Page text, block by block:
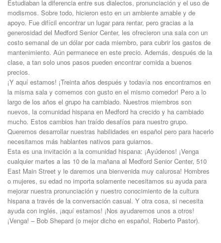
Estudiaban la diferencia entre sus dialectos, pronunciación y el uso de
modismos. Sobre todo, hicieron esto en un ambiente amable y de
apoyo. Fue difícil encontrar un lugar para rentar, pero gracias a la
generosidad del Medford Senior Center, les ofrecieron una sala con un
costo semanal de un dólar por cada miembro, para cubrir los gastos de
mantenimiento. Aún permanece en este precio. Además, después de la
clase, a tan solo unos pasos pueden encontrar comida a buenos
precios.
¡Y aquí estamos! ¡Treinta años después y todavía nos encontramos en
la misma sala y comemos con gusto en el mismo comedor! Pero a lo
largo de los años el grupo ha cambiado. Nuestros miembros son
nuevos, la comunidad hispana en Medford ha crecido y ha cambiado
mucho. Estos cambios han traído desafíos para nuestro grupo.
Queremos desarrollar nuestras habilidades en español pero para hacerlo
necesitamos más hablantes nativos para guiarnos.
Esta es una invitación a la comunidad hispana: ¡Ayúdenos! ¡Venga
cualquier martes a las 10 de la mañana al Medford Senior Center, 510
East Main Street y le daremos una bienvenida muy calurosa! Hombres
o mujeres, su edad no importa solamente necesitamos su ayuda para
mejorar nuestra pronunciación y nuestro conocimiento de la cultura
hispana a través de la conversación casual. Y otra cosa, si necesita
ayuda con inglés, ¡aquí estamos! ¡Nos ayudaremos unos a otros!
¡Venga! – Bob Shepard (o mejor dicho en español, Roberto Pastor).